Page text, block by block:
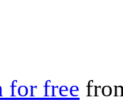
for free